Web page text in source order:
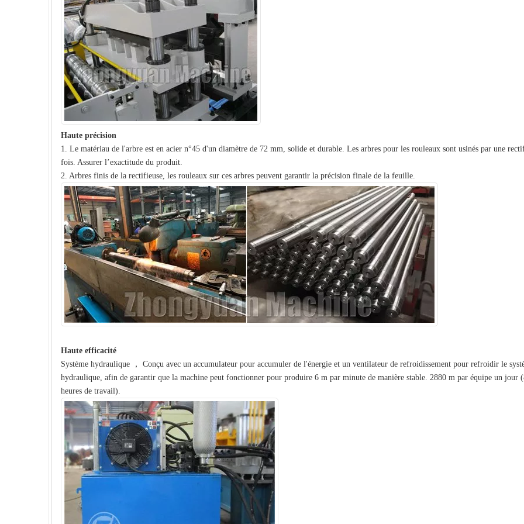
Haute précision
1. Le matériau de l'arbre est en acier n°45 d'un diamètre de 72 mm, solide et durable. Les arbres pour les rouleaux sont usinés par une
fois. Assurer l’exactitude du produit.
2. Arbres finis de la rectifieuse, les rouleaux sur ces arbres peuvent garantir la précision finale de la feuille.
Haute efficacité
Système hydraulique ， Conçu avec un accumulateur pour accumuler de l'énergie et un ventilateur de refroidissement pour refroidir le
hydraulique, afin de garantir que la machine peut fonctionner pour produire 6 m par minute de manière stable. 2880 m par équipe un jour
heures de travail).